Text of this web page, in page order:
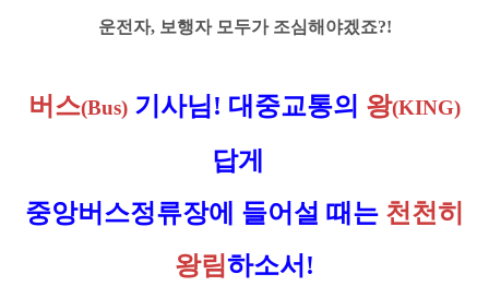
운전자, 보행자 모두가조심해야겠죠?!
버스(Bus) 기사님! 대중교통의 왕(KING)
답게
중앙버스정류장에 들어설 때는 천천히
왕림하소서 !